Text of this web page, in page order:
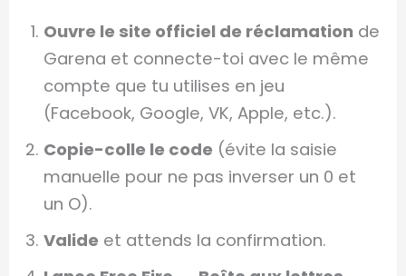
Ouvre le site officiel de réclamation de
Garena et connecte-toi avec le même
compte que tu utilises en jeu
(Facebook, Google, VK, Apple, etc.).
Copie-colle le code (évite la saisie
manuelle pour ne pas inverser un 0 et
un O).
Valide et attends la confirmation.